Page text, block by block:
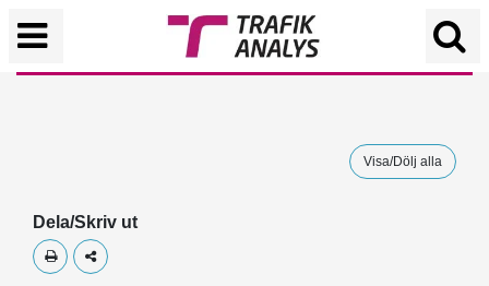
Visa/Dölj alla
Dela/Skriv ut
Skriv utDela